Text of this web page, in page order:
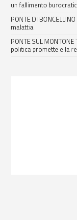
un fallimento
PONTE DI
malattia
PONTE SUL
politica promette e la